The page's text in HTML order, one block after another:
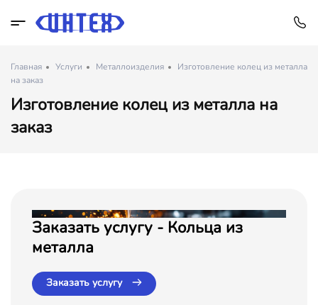
Главная Услуги Металлоизделия
Изготовление колец из металла
на заказ
Изготовление колец из металла на
заказ
Заказать услугу - Кольца из
металла
Заказать услугу